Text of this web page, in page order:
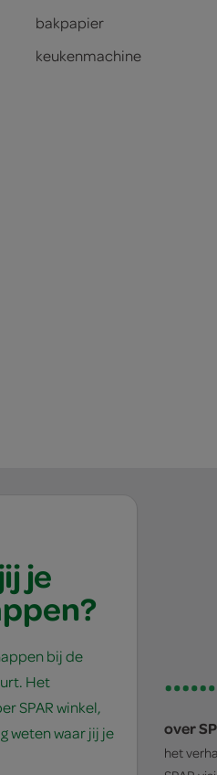
bakpapier
keukenmachine
je
bij de
Het
SPAR winkel,
weten waar jij je
over
het